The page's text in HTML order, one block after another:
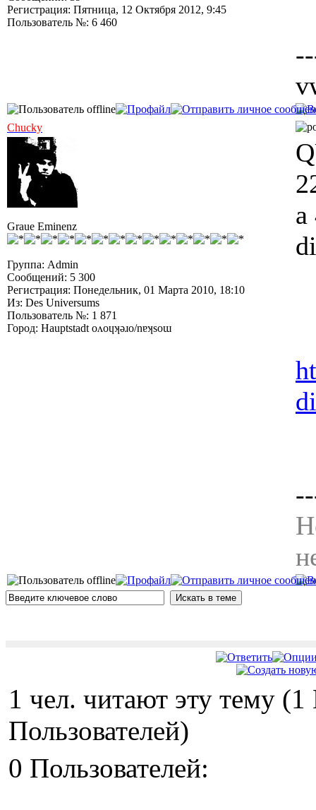
Регистрация: Пятница, 12 Октября 2012, 9:45
Пользователь №: 6 460
Chucky
Graue Eminenz
Группа: Admin
Сообщений: 5 300
Регистрация: Понедельник, 01 Марта 2010, 18:10
Из: Des Universums
Пользователь №: 1 871
Город: Hauptstadt oʌoɥʞǝɹo/nɐʞsoɯ
a
1 чел. читают эту тему
Пользователей)
0 Пользователей: